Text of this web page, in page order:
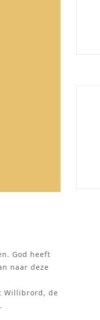
God heeft
naar deze
Willibrord, de
.